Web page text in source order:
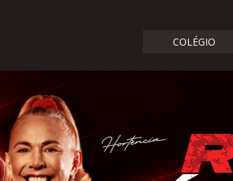
COLÉGIO